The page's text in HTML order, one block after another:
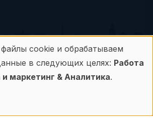
Политика
конфиденциальности
материалов с данного
cookie и обрабатываем
в следующих целях: Работа
маркетинг & Аналитика.